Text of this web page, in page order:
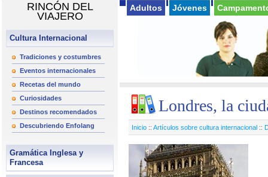
Adultos Jóvenes
RINCÓN DEL
VIAJERO
Cultura Internacional
Tradiciones y costumbres
Eventos internacionales
Recetas del mundo
Curiosidades
Destinos recomendados
Descubriendo Enfolang
Gramática Inglesa y
Francesa
Londres, la
Inicio :: Artículos sobre cultura internacional ::